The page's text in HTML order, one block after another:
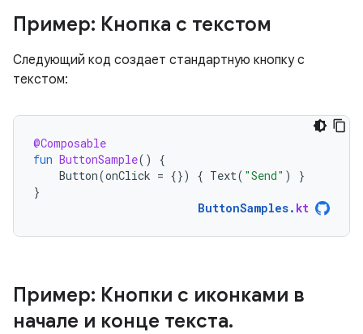
Пример: Кнопка с текстом
Следующий код создает стандартную кнопку с
текстом:
@Composable
fun ButtonSample()
{
Button(onClick = {}) { Text( "Send" )
}
}
ButtonSamples. kt
Пример: Кнопки с иконками в
начале и конце текста.